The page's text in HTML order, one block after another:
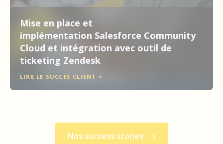
Mise en place et
implémentation Salesforce Community
Cloud et intégration avec outil de
ticketing Zendesk
LIRE LE SUCCÈS CLIENT >
Nos success stories